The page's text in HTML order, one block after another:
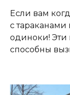
Если вам
с
одиноки!
способны